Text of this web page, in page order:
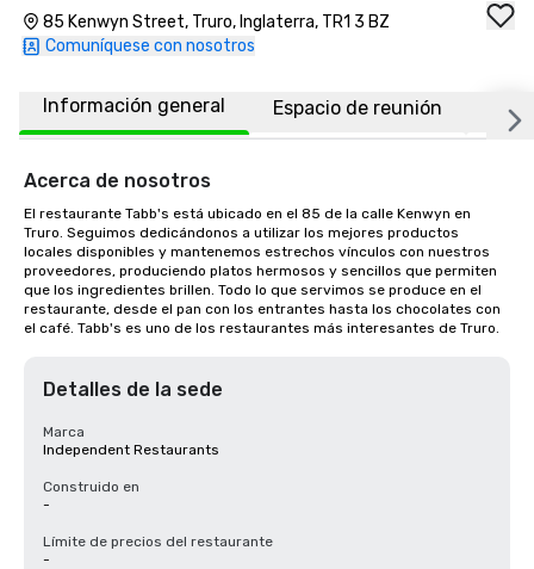
85 Kenwyn Street, Truro, Inglaterra, TR1 3 BZ
Comuníquese con nosotros
Información general Espacio de reunión
Acerca de nosotros
El restaurante Tabb's está ubicado en el 85 de la calle Kenwyn en
Truro. Seguimos dedicándonos a utilizar los mejores productos
locales disponibles y mantenemos estrechos vínculos con nuestros
proveedores, produciendo platos hermosos y sencillos que permiten
que los ingredientes brillen. Todo lo que servimos se produce en el
restaurante, desde el pan con los entrantes hasta los chocolates con
el café. Tabb's es uno de los restaurantes más interesantes de Truro.
Detalles de la sede
Marca
Independent Restaurants
Construido en
-
Límite de precios del restaurante
-